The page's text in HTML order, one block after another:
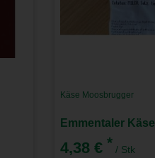
Käse Moosbrugger
Emmentaler Käse
4,38 €* / Stk